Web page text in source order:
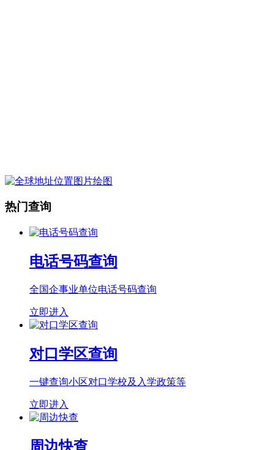
热门查询
电话号码查询
全国企事业单位电话号码查询
立即进入
对口学区查询
一键查询小区对口学校及入学政策等
立即进入
周边快查